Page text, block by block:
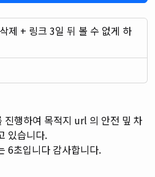
제 + 링크 3일 뒤 볼 수 없게 하
진행하여 목적지 url 의 안전 밒 차
있습니다.
6초입니다 감사합니다.